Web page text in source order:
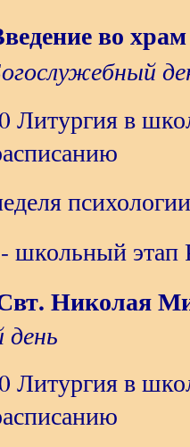
во
Литургия в
школьный этап
Николая
Литургия в